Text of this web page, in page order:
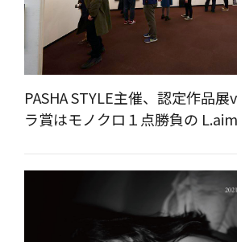
PASHA STYLE主催、認定作品
ラ賞はモノクロ１点勝負の